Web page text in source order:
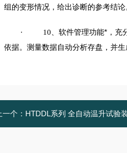
组的变形情况，给出诊断的参考结论
· 10 、软件管理功能*，
依据。测量数据自动分析存盘，并
一个： HTDDL系列 全自动温升试验